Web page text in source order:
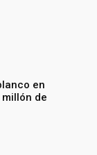
en
de